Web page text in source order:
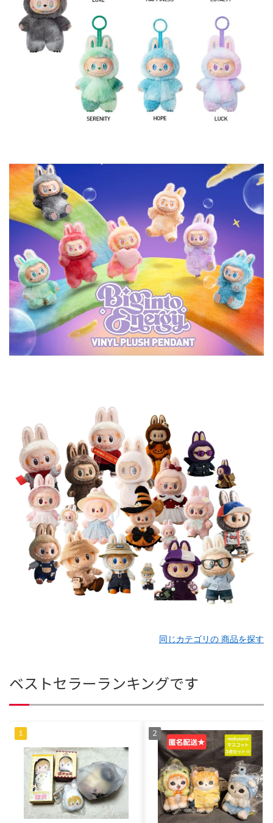
同じカテゴリの 商品を探す
ベストセラーランキングです